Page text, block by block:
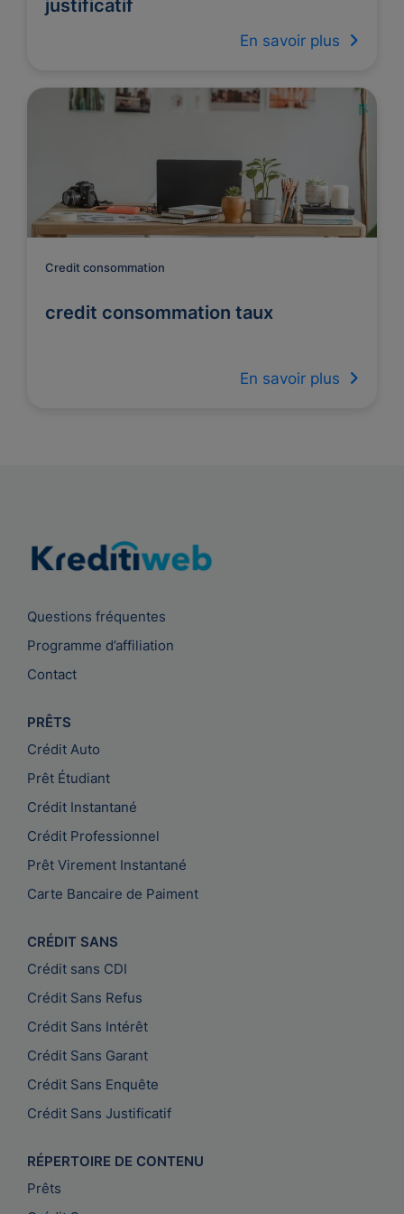
justificatif
En savoir plus
Credit consommation
credit consommation taux
En savoir plus
Questions fréquentes
Programme d’affiliation
Contact
PRÊTS
Crédit Auto
Prêt Étudiant
Crédit Instantané
Crédit Professionnel
Prêt Virement Instantané
Carte Bancaire de Paiment
CRÉDIT SANS
Crédit sans CDI
Crédit Sans Refus
Crédit Sans Intérêt
Crédit Sans Garant
Crédit Sans Enquête
Crédit Sans Justificatif
RÉPERTOIRE DE CONTENU
Prêts